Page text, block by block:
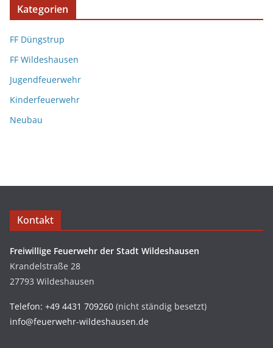
Kategorien
FF Düngstrup
FF Wildeshausen
Jugendfeuerwehr
Kinderfeuerwehr
Neubau
Kontakt
Freiwillige Feuerwehr der Stadt Wildeshausen
Krandelstraße 28
27793 Wildeshausen
Telefon: +49 4431 709260 (nicht ständig besetzt)
info@feuerwehr-wildeshausen.de